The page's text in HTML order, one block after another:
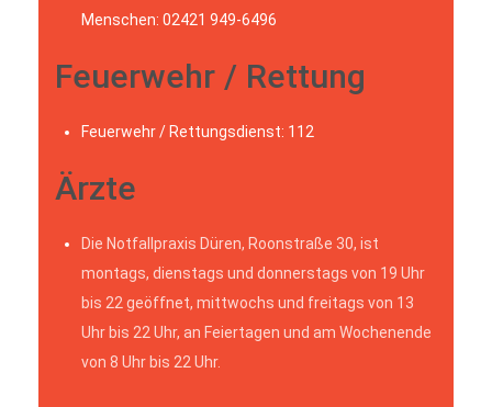
Menschen: 02421 949-6496
Feuerwehr / Rettung
Feuerwehr / Rettungsdienst: 112
Ärzte
Die Notfallpraxis Düren, Roonstraße 30, ist
montags, dienstags und donnerstags von 19 Uhr
bis 22 geöffnet, mittwochs und freitags von 13
Uhr bis 22 Uhr, an Feiertagen und am Wochenende
von 8 Uhr bis 22 Uhr.